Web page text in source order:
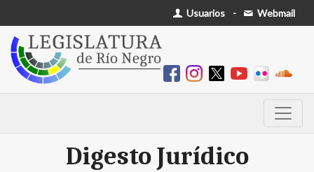
Usuarios - Webmail
Digesto Jurídico